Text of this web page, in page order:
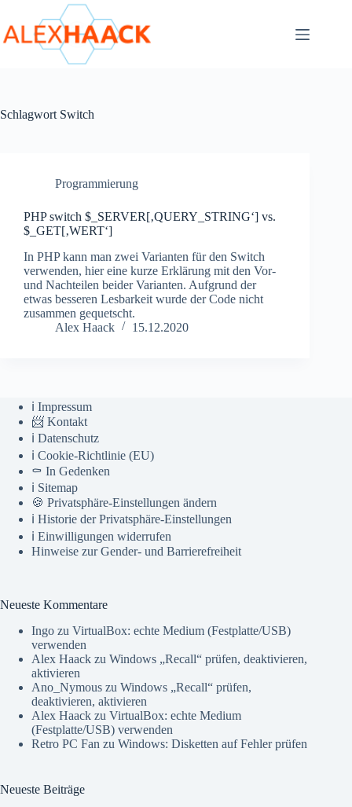
springen
Schlagwort Switch
Programmierung
PHP switch $_SERVER[‚QUERY_STRING‘] vs.
$_GET[‚WERT‘]
In PHP kann man zwei Varianten für den Switch
verwenden, hier eine kurze Erklärung mit den Vor-
und Nachteilen beider Varianten. Aufgrund der
etwas besseren Lesbarkeit wurde der Code nicht
zusammen gequetscht.
Alex Haack
15.12.2020
ℹ️ Impressum
📨 Kontakt
ℹ️ Datenschutz
ℹ️ Cookie-Richtlinie (EU)
⚰️ In Gedenken
ℹ️ Sitemap
🍪 Privatsphäre-Einstellungen ändern
ℹ️ Historie der Privatsphäre-Einstellungen
ℹ️ Einwilligungen widerrufen
Hinweise zur Gender- und Barrierefreiheit
Neueste Kommentare
Ingo zu VirtualBox: echte Medium (Festplatte/USB)
verwenden
Alex Haack zu Windows „Recall“ prüfen, deaktivieren,
aktivieren
Ano_Nymous zu Windows „Recall“ prüfen,
deaktivieren, aktivieren
Alex Haack zu VirtualBox: echte Medium
(Festplatte/USB) verwenden
Retro PC Fan zu Windows: Disketten auf Fehler prüfen
Neueste Beiträge